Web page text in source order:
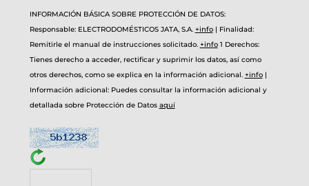
INFORMACIÓN BÁSICA SOBRE PROTECCIÓN DE DATOS:
Responsable: ELECTRODOMÉSTICOS JATA, S.A. +info | Finalidad:
Remitirle el manual de instrucciones solicitado. +info1 Derechos:
Tienes derecho a acceder, rectificar y suprimir los datos, así como
otros derechos, como se explica en la información adicional. +info|
Información adicional: Puedes consultar la información adicional y
detallada sobre Protección de Datos aquí